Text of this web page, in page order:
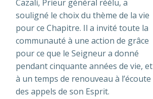
Cazali, Prieur général réélu, a
souligné le choix du thème de la vie
pour ce Chapitre. Il a invité toute la
communauté à une action de grâce
pour ce que le Seigneur a donné
pendant cinquante années de vie, et
à un temps de renouveau à l’écoute
des appels de son Esprit.